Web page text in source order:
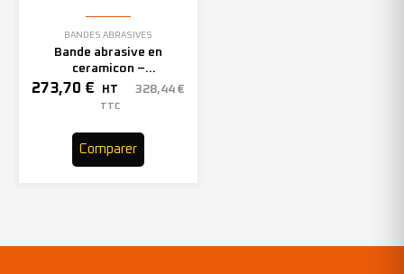
BANDES ABRASIVES
Bande abrasive en
ceramicon –
150mmx2000mm – Grain 40
– 305969 (x10)
273,70 € HT 328,44 €
TTC
Comparer